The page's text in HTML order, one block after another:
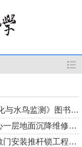
【服务项目】 《辽河口湿地景观格局变化与水鸟监测》图书出版采...
【修缮工程】浑南校区学生生活服务中心一层地面沉降维修工程备案...
【修缮工程】东北大学南湖校区消防疏散门安装推杆锁工程备案采购...